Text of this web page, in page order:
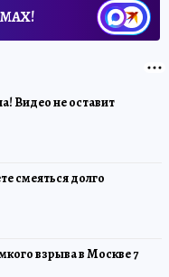
Видео не оставит
смеяться долго
взрыва в Москве 7